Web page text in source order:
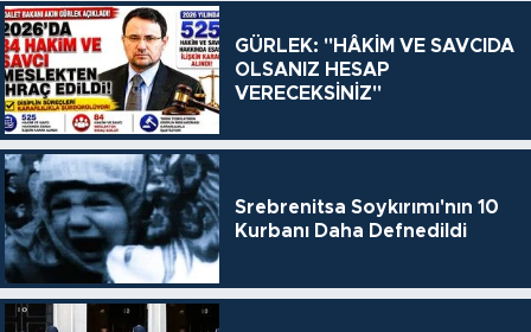
GÜRLEK: "HÂKİM VE SAVCIDA
OLSANIZ HESAP
VERECEKSİNİZ"
Srebrenitsa Soykırımı'nın 10
Kurbanı Daha Defnedildi